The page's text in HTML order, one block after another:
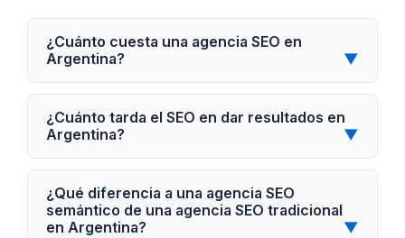
¿Cuánto cuesta una agencia SEO en
Argentina?
▼
¿Cuánto tarda el SEO en dar resultados en
Argentina?
▼
¿Qué diferencia a una agencia SEO
semántico de una agencia SEO tradicional
en Argentina?
▼